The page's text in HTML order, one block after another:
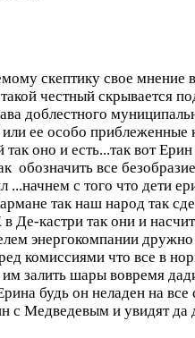
скептику свое мнение
честный скрывается
доблестного
или ее особо
оно и есть...так вот
обозначить все
...начнем с того что
так наш народ так
Де-кастри так они и
энергокомпании
комиссиями что все в
им залить шары вовремя
будь он неладен на все
с Медведевым и увидят